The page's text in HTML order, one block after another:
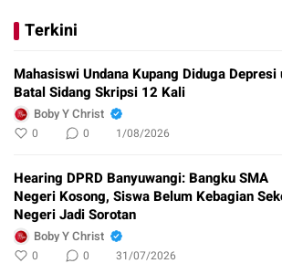
Terkini
Mahasiswi Undana Kupang Diduga Depresi
Batal Sidang Skripsi 12 Kali
Boby Y Christ
0 0 1/08/2026
Hearing DPRD Banyuwangi: Bangku SMA
Negeri Kosong, Siswa Belum Kebagian
Negeri Jadi Sorotan
Boby Y Christ
0 0 31/07/2026